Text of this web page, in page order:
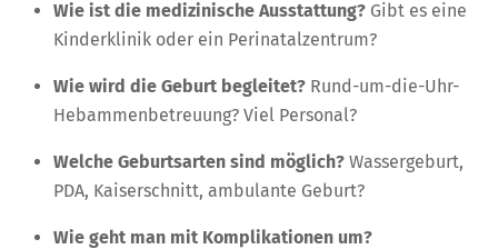
Wie ist die medizinische Ausstattung? Gibt es eine
Kinderklinik oder ein Perinatalzentrum?
Wie wird die Geburt begleitet? Rund-um-die-Uhr-
Hebammenbetreuung? Viel Personal?
Welche Geburtsarten sind möglich? Wassergeburt,
PDA, Kaiserschnitt, ambulante Geburt?
Wie geht man mit Komplikationen um?